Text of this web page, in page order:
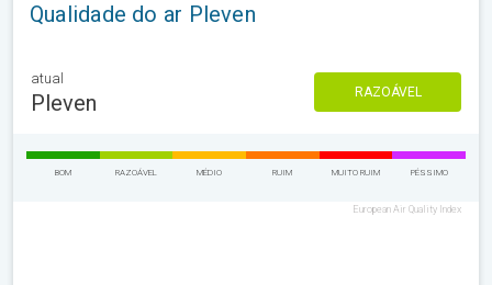
Qualidade do ar Pleven
atual
Pleven RAZOÁVEL
BOM RAZOÁVEL MÉDIO RUIM MUITO RUIM PÉSSIMO
European Air Quality Index